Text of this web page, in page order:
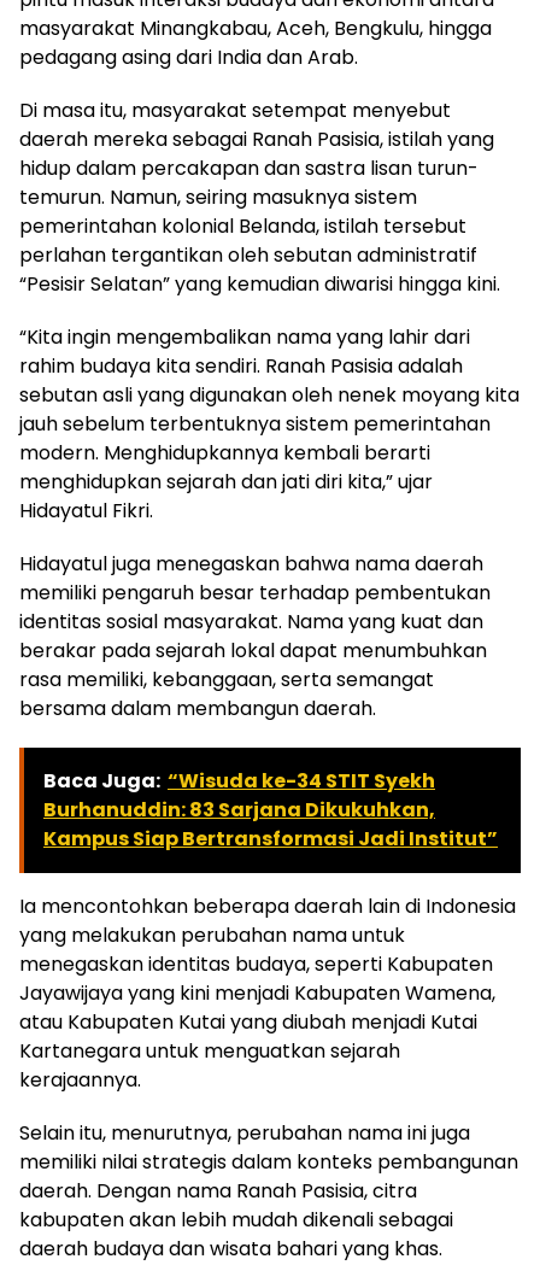
masyarakat Minangkabau, Aceh, Bengkulu, hingga
pedagang asing dari India dan Arab.
Di masa itu, masyarakat setempat menyebut
daerah mereka sebagai Ranah Pasisia, istilah yang
hidup dalam percakapan dan sastra lisan turun-
temurun. Namun, seiring masuknya sistem
pemerintahan kolonial Belanda, istilah tersebut
perlahan tergantikan oleh sebutan administratif
“Pesisir Selatan” yang kemudian diwarisi hingga kini.
“Kita ingin mengembalikan nama yang lahir dari
rahim budaya kita sendiri. Ranah Pasisia adalah
sebutan asli yang digunakan oleh nenek moyang kita
jauh sebelum terbentuknya sistem pemerintahan
modern. Menghidupkannya kembali berarti
menghidupkan sejarah dan jati diri kita,” ujar
Hidayatul Fikri.
Hidayatul juga menegaskan bahwa nama daerah
memiliki pengaruh besar terhadap pembentukan
identitas sosial masyarakat. Nama yang kuat dan
berakar pada sejarah lokal dapat menumbuhkan
rasa memiliki, kebanggaan, serta semangat
bersama dalam membangun daerah.
Baca Juga: “Wisuda ke-34 STIT Syekh
Burhanuddin: 83 Sarjana Dikukuhkan,
Kampus Siap Bertransformasi Jadi Institut”
Ia mencontohkan beberapa daerah lain di Indonesia
yang melakukan perubahan nama untuk
menegaskan identitas budaya, seperti Kabupaten
Jayawijaya yang kini menjadi Kabupaten Wamena,
atau Kabupaten Kutai yang diubah menjadi Kutai
Kartanegara untuk menguatkan sejarah
kerajaannya.
Selain itu, menurutnya, perubahan nama ini juga
memiliki nilai strategis dalam konteks pembangunan
daerah. Dengan nama Ranah Pasisia, citra
kabupaten akan lebih mudah dikenali sebagai
daerah budaya dan wisata bahari yang khas.